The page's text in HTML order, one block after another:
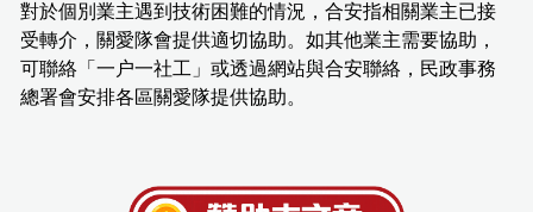
對於個別業主遇到技術困難的情況，合安指相關業主已接
受轉介，關愛隊會提供適切協助。如其他業主需要協助，
可聯絡「一户一社工」或透過網站與合安聯絡，民政事務
總署會安排各區關愛隊提供協助。